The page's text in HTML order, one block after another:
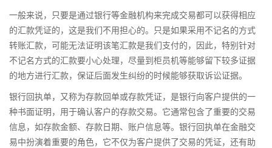
一般来说，只要是通过银行等金融机构来完成交易都可以获得相应
的汇款凭证的，这是我们不用担心的。只是如果采用不记名的方式
转账汇款，可能无法证明该笔汇款是我们支付的，因此，特别针对
不记名方式的汇款要小心处理，尽量到柜员机等能够留下较多证据
的地方进行汇款，保证后面发生纠纷的时候能够获取诉讼证据。
银行回执单，又称为存款回单或存款凭证，是银行向客户提供的一
种书面证明，用于确认客户的存款交易。它通常包含了重要的交易
信息，如存款金额、存款日期、账户信息等。银行回执单在金融交
易中扮演着重要的角色，它不仅为客户提供了交易的凭证，还有助